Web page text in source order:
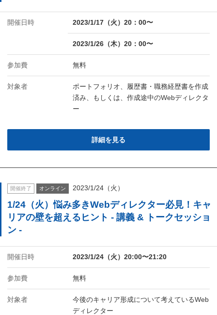
開催日時 2023/1/17（火）20：00〜
2023/1/26（木）20：00〜
参加費 無料
対象者
ポートフォリオ、履歴書・職務経歴書を作成
済み、もしくは、作成途中のWebディレクタ
ー
詳細を見る
開催終了 オンライン 2023/1/24（火）
1/24（火）悩み多きWebディレクター必見！キャ
リアの壁を超えるヒント - 講義 & トークセッショ
ン -
開催日時 2023/1/24（火）20:00〜21:20
参加費 無料
対象者
今後のキャリア形成について考えているWeb
ディレクター